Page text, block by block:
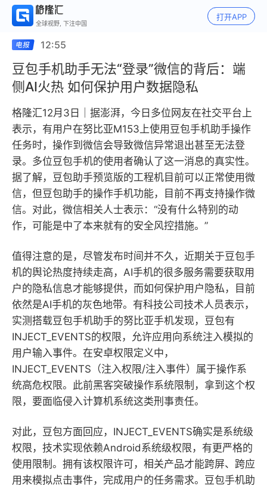
全球视野, 下注中国
打开APP
12:55
豆包手机助手无法“登录”微信的背后：端
侧AI火热 如何保护用户数据隐私
格隆汇12月3日｜据澎湃，今日多位网友在社交平台上
表示，有用户在努比亚M153上使用豆包手机助手操作
任务时，操作到微信会导致微信异常退出甚至无法登
录。多位豆包手机的使用者确认了这一消息的真实性。
据了解，豆包助手预览版的工程机目前可以正常使用微
信，但豆包助手的操作手机功能，目前不再支持操作微
信。对此，微信相关人士表示：“没有什么特别的动
作，可能是中了本来就有的安全风控措施。”
值得注意的是，尽管发布时间并不久，近期关于豆包手
机的舆论热度持续走高，AI手机的很多服务需要获取用
户的隐私信息才能够提供，而如何保护用户隐私，目前
依然是AI手机的灰色地带。有科技公司技术人员表示，
实测搭载豆包手机助手的努比亚手机发现，豆包有
INJECT_EVENTS的权限，允许应用向系统注入模拟的
用户输入事件。在安卓权限定义中，
INJECT_EVENTS（注入权限/注入事件）属于操作系
统高危权限。此前黑客突破操作系统限制，拿到这个权
限，要面临侵入计算机系统这类刑事责任。
对此，豆包方面回应，INJECT_EVENTS确实是系统级
权限，技术实现依赖Android系统级权限，有更严格的
使用限制。拥有该权限许可，相关产品才能跨屏、跨应
用来模拟点击事件，完成用户的任务需求。豆包手机助